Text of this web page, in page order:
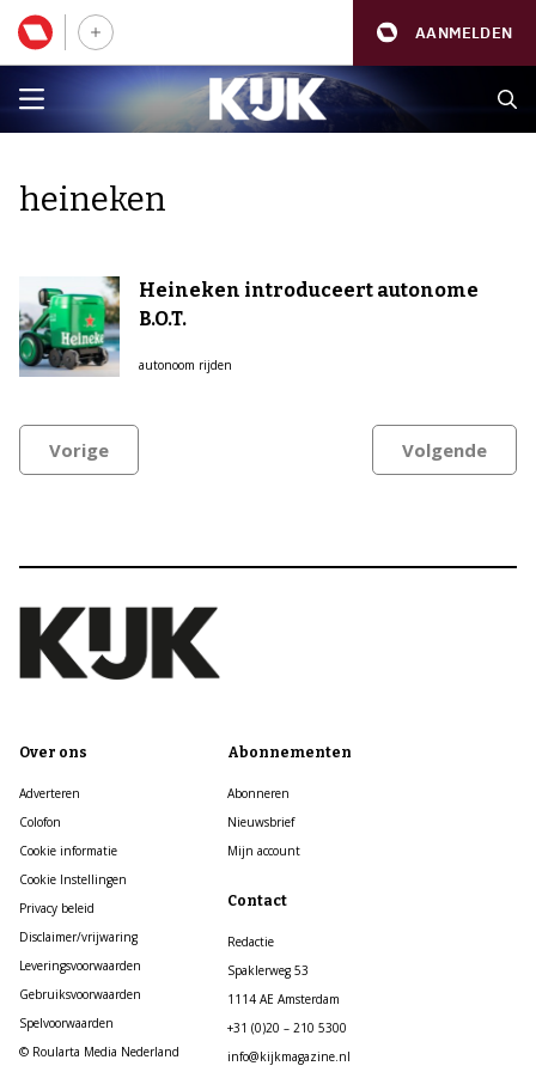
AANMELDEN
heineken
Heineken introduceert autonome
B.O.T.
autonoom rijden
Vorige Volgende
Over ons
Adverteren
Colofon
Cookie informatie
Cookie Instellingen
Privacy beleid
Disclaimer/vrijwaring
Leveringsvoorwaarden
Gebruiksvoorwaarden
Spelvoorwaarden
© Roularta Media Nederland
Abonnementen
Abonneren
Nieuwsbrief
Mijn account
Contact
Redactie
Spaklerweg 53
1114 AE Amsterdam
+31 (0)20 – 210 5300
info@kijkmagazine.nl